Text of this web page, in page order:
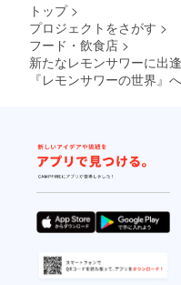
（ワールド）」
ワ...ワールド...
―ルド！あ、
で、『レモン
世界』改め『
ルド』と命名
た！！大切に
きますので、
『レサワ―ル
しくお願い致
トップ >
プロジェクトをさがす >
フード・飲食店 >
新たなレモンサワーに出
『レモンサワーの世界』へ